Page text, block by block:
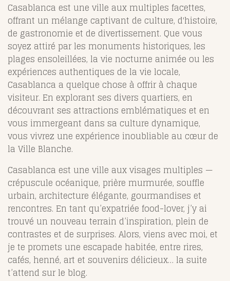
Casablanca est une ville aux multiples facettes,
offrant un mélange captivant de culture, d'histoire,
de gastronomie et de divertissement. Que vous
soyez attiré par les monuments historiques, les
plages ensoleillées, la vie nocturne animée ou les
expériences authentiques de la vie locale,
Casablanca a quelque chose à offrir à chaque
visiteur. En explorant ses divers quartiers, en
découvrant ses attractions emblématiques et en
vous immergeant dans sa culture dynamique,
vous vivrez une expérience inoubliable au cœur de
la Ville Blanche.
Casablanca est une ville aux visages multiples —
crépuscule océanique, prière murmurée, souffle
urbain, architecture élégante, gourmandises et
rencontres. En tant qu’expatriée food-lover, j’y ai
trouvé un nouveau terrain d’inspiration, plein de
contrastes et de surprises. Alors, viens avec moi, et
je te promets une escapade habitée, entre rires,
cafés, henné, art et souvenirs délicieux… la suite
t’attend sur le blog.